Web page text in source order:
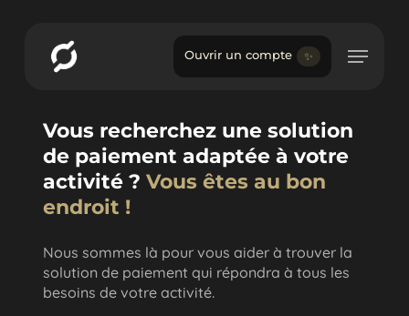
Ouvrir un compte ✨ Menu
Vous recherchez une solution
de paiement adaptée à votre
activité ? Vous êtes au bon
endroit !
Nous sommes là pour vous aider à trouver la
solution de paiement qui répondra à tous les
besoins de votre activité.